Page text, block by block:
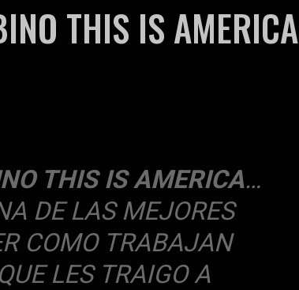
THIS IS AMERICA
THIS IS AMERICA…
DE LAS MEJORES
COMO TRABAJAN
LES TRAIGO A